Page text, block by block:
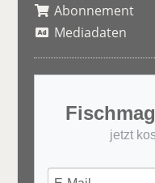
Abonnement
Mediadaten
jetzt